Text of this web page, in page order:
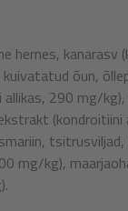
hernes, kanarasv
õun,
allikas, 290 mg/
mg/kg),